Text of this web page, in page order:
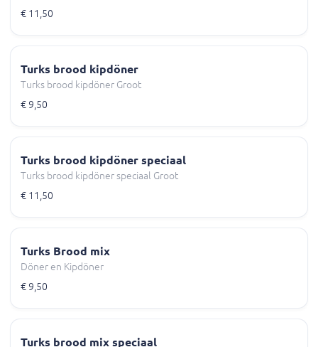
€ 11,50
Turks brood kipdöner
Turks brood kipdöner Groot
€ 9,50
Turks brood kipdöner speciaal
Turks brood kipdöner speciaal Groot
€ 11,50
Turks Brood mix
Döner en Kipdöner
€ 9,50
Turks brood mix speciaal